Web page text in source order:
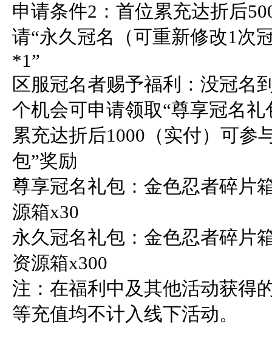
申请条件2：首位累充达折后
请“永久冠名（可重新修改1次
*1”
区服冠名者赐予福利：没冠名
个机会可申请领取“尊享冠名礼
累充达折后1000（实付）可参
包”奖励
尊享冠名礼包：金色忍者碎片
源箱x30
永久冠名礼包：金色忍者碎片
资源箱x300
注：在福利中及其他活动获得
等充值均不计入线下活动。